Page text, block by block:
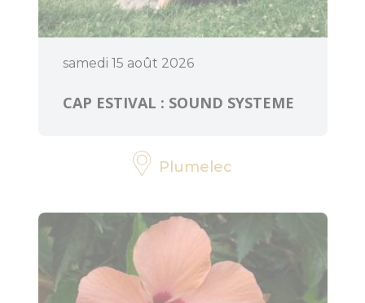
samedi 15 août 2026
CAP ESTIVAL : SOUND SYSTEME
Plumelec